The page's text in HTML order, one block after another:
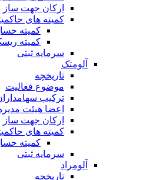
ارکان جهت ساز
کمیته های
کمیته
کمیته
سرمایه ثبتی
آلومتک
تاریخچه
موضوع فعالیت
ترکیب
اعضا هیئت
ارکان جهت ساز
کمیته های
کمیته
سرمایه ثبتی
آلومراد
تاریخچه